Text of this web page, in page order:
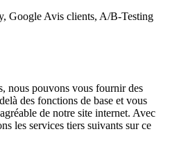
Google Avis clients, A/B-Testing
nous pouvons vous fournir des
des fonctions de base et vous
de notre site internet. Avec
les services tiers suivants sur ce